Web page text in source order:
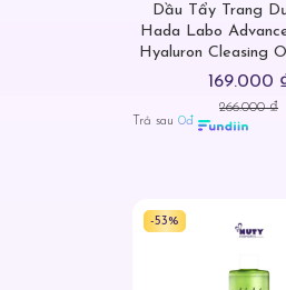
Dầu Tẩy Trang
Hada Labo
Hyaluron Cleasing
169.000
266.000 ₫
Trả sau0đ
-53%